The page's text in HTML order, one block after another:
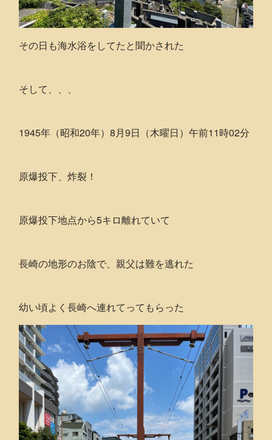
その日も海水浴をしてたと聞かされた
そして、、、
1945年（昭和20年）8月9日（木曜日）午前11時02分
原爆投下、炸裂！
原爆投下地点から5キロ離れていて
長崎の地形のお陰で、親父は難を逃れた
幼い頃よく長崎へ連れてってもらった